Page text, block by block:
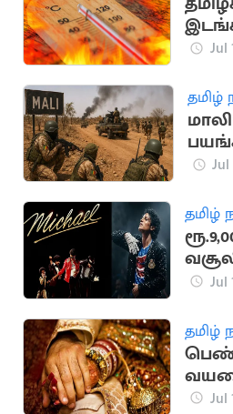
Jul
தமிழ்
ன Jul
தமிழ்
Jul
தமிழ்
Jul